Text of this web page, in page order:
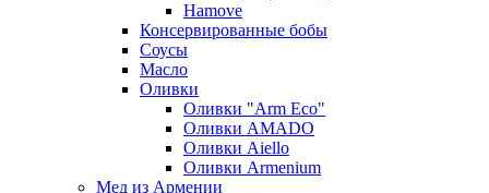
Hamove
Консервированные бобы
Соусы
Масло
Оливки
Оливки "Arm Eco"
Оливки AMADO
Оливки Aiello
Оливки Armenium
Мед из Армении